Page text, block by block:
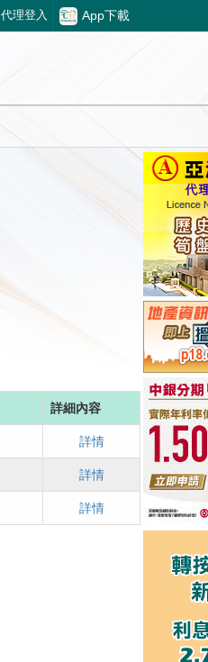
App下載
代理登入
詳細內容
詳情
詳情
詳情